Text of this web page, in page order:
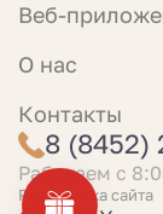
Веб-
О нас
Контакты
8 (8452)
Работаем с
Разработка сайта
Это
Продолжая
настройками